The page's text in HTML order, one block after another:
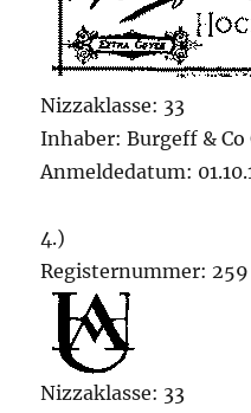
Nizzaklasse: 33
Inhaber: Burgeff &
Anmeldedatum:
4.)
Registernummer: 259
Nizzaklasse: 33